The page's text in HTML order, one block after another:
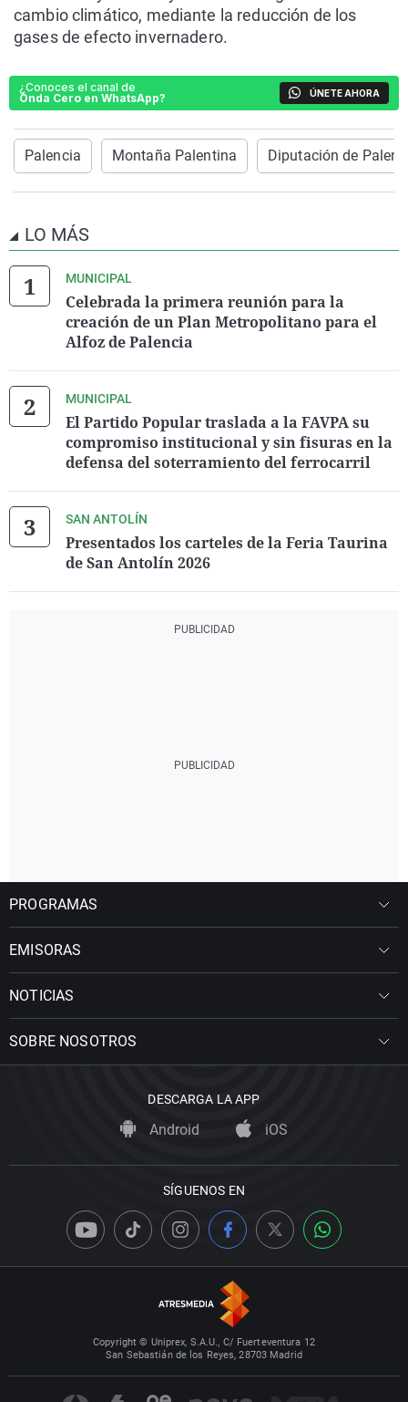
cambio climático, mediante la reducción de los
gases de efecto invernadero.
¿Conoces el canal de
Onda Cero en WhatsApp?
ÚNETE AHORA
Palencia Montaña Palentina Diputación de
LO MÁS
MUNICIPAL
Celebrada la primera reunión para la
creación de un Plan Metropolitano para el
Alfoz de Palencia
MUNICIPAL
El Partido Popular traslada a la FAVPA su
compromiso institucional y sin fisuras en la
defensa del soterramiento del ferrocarril
SAN ANTOLÍN
Presentados los carteles de la Feria Taurina
de San Antolín 2026
PROGRAMAS
EMISORAS
NOTICIAS
SOBRE NOSOTROS
DESCARGA LA APP
Android iOS
SÍGUENOS EN
Copyright © Uniprex, S.A.U., C/ Fuerteventura 12
San Sebastián de los Reyes, 28703 Madrid